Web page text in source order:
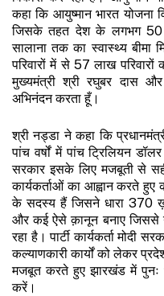
कहा कि आयुष्मान भारत
जिसके तहत देश के लगभग 50
सालाना तक का स्वास्थ्य
परिवारों में से 57 लाख
मुख्यमंत्री श्री रघुबर दास और
अभिनंदन करता हूँ।
श्री नड्डा ने कहा कि
पांच वर्षों में पांच ट्रिलियन
सरकार इसके लिए मजबूती से
कार्यकर्ताओं का आह्वान करते
के सदस्य हैं जिसने धारा 370
और कई ऐसे क़ानून बनाए जिससे
रहा है। पार्टी कार्यकर्ता मोदी
कल्याणकारी कार्यों को लेकर
मजबूत करते हुए झारखंड में पुनः
करें।